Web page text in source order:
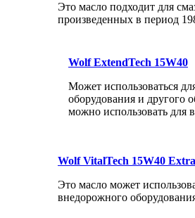
Это масло подходит для
произведенных в период
Wolf ExtendTech 15W40
Может использоваться
оборудования и другого
можно использовать для
Wolf VitalTech 15W40 Extra
Это масло может
внедорожного